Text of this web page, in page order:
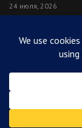
24 июля, 2026
Премьер
Палестина